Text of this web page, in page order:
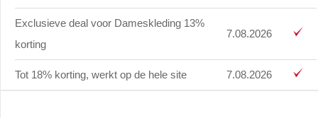
Exclusieve deal voor Dameskleding 13%
korting
7.08.2026
Tot 18% korting, werkt op de hele site 7.08.2026